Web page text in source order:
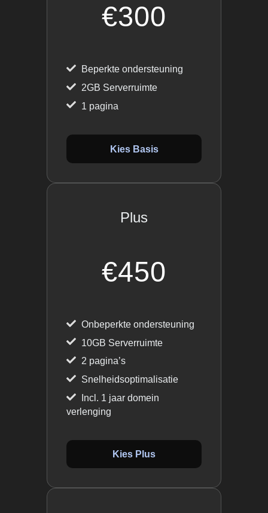
€300
Beperkte ondersteuning
2GB Serverruimte
1 pagina
Kies Basis
Plus
€450
Onbeperkte ondersteuning
10GB Serverruimte
2 pagina’s
Snelheidsoptimalisatie
Incl. 1 jaar domein
verlenging
Kies Plus